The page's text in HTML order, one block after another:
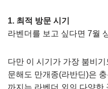
1. 최적 방문 시기
라벤더를 보고 싶다면 7월
다만 이 시기가 가장 붐비
문해도 만개종(라반딘)은
까지는 라벤더 외의 다양한